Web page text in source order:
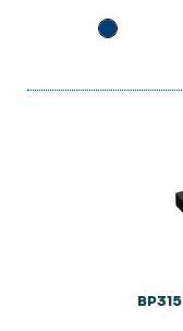
BP315